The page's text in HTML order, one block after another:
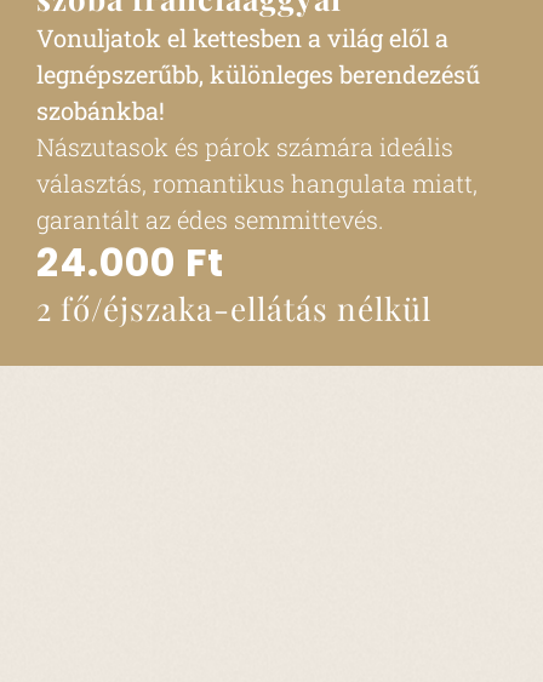
Vonuljatok el kettesben a világ elől a
legnépszerűbb, különleges berendezésű
szobánkba!
Nászutasok és párok számára ideális
választás, romantikus hangulata miatt,
garantált az édes semmittevés.
24.000 Ft
2 fő/éjszaka-ellátás nélkül